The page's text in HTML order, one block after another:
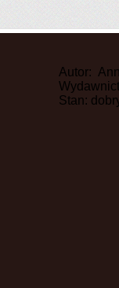
Autor:
Stan: